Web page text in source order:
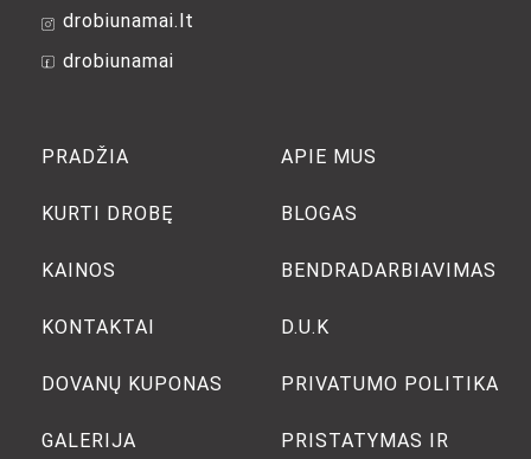
PRADŽIA
KURTI DROBĘ
KAINOS
KONTAKTAI
DOVANŲ KUPONAS
GALERIJA
APIE MUS
BLOGAS
BENDRADARBIAVIMAS
D.U.K
PRIVATUMO POLITIKA
PRISTATYMAS IR
drobiunamai.lt
drobiunamai